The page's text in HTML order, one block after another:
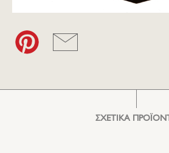
ΣΧΕΤΙΚΑ